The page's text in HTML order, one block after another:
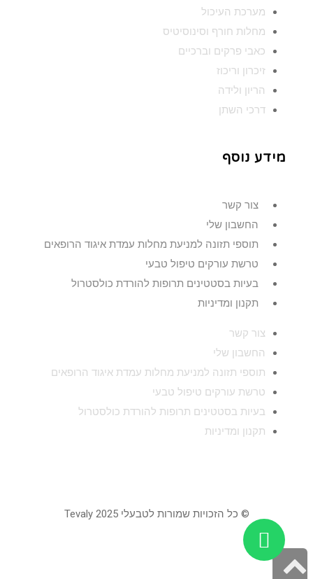
מערכת העיכול
מחלות חורף וסינוסיטיס
כאבי פרקים וברכיים
זיכרון וריכוז
הריון ולידה
דרכי השתן
מידע נוסף
צור קשר
החשבון שלי
תוספי תזונה למניעת מחלות עמדת איגוד הרופאים
טרשת עורקים טיפול טבעי
בעיות בסטטינים תרופות להורדת כולסטרול
תקנון ומדיניות
צור קשר
החשבון שלי
תוספי תזונה למניעת מחלות עמדת איגוד הרופאים
טרשת עורקים טיפול טבעי
בעיות בסטטינים תרופות להורדת כולסטרול
תקנון ומדיניות
© כל הזכויות שמורות לטבעלי 2025 Tevaly
גלילה